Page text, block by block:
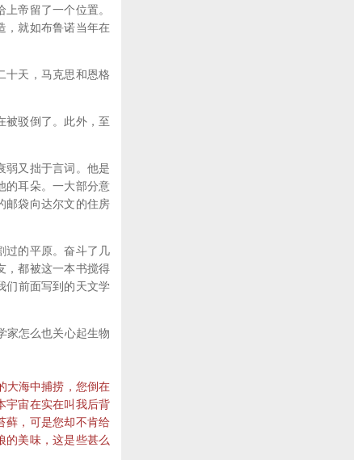
帝留了一个位置。
，就如布鲁诺当年在
天，马克思和恩格
驳倒了。此外，至
又拙于言词。他是
的耳朵。一大部分意
邮袋向达尔文的住房
的平原。奋斗了几
，都被这一本书搅得
们前面写到的天文学
怎么也关心起生物
大海中捕捞，您倒在
宇宙在实在叫我后背
藓，可是您却不肯给
的美味，这是些甚么